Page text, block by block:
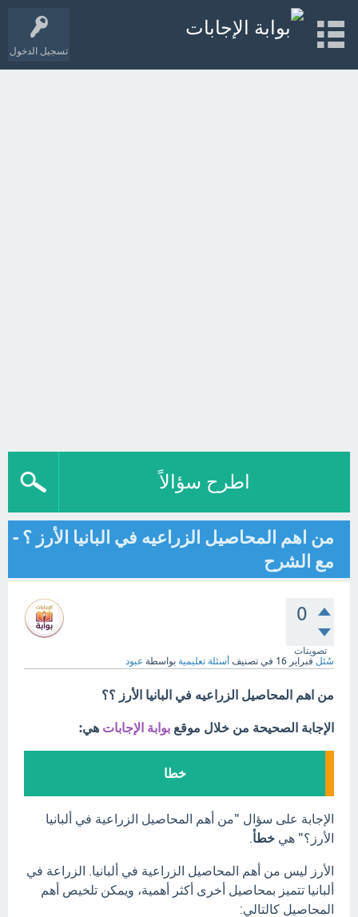
تسجيل الدخول
اطرح سؤالاً
من اهم المحاصيل الزراعيه في البانيا الأرز ؟ -
مع الشرح
0
تصويتات
سُئل فبراير 16 في تصنيف أسئلة تعليمية بواسطة عبود
من اهم المحاصيل الزراعيه في البانيا الأرز ؟؟
الإجابة الصحيحة من خلال موقع بوابة الإجابات هي:
خطا
الإجابة على سؤال "من أهم المحاصيل الزراعية في ألبانيا
الأرز؟" هي خطأ
الأرز ليس من أهم المحاصيل الزراعية في ألبانيا. الزراعة في
ألبانيا تتميز بمحاصيل أخرى أكثر أهمية، ويمكن تلخيص أهم
المحاصيل كالتالي: